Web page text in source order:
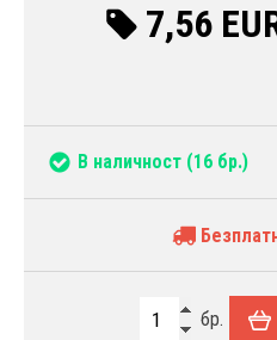
7,56
В наличност (16 бр.)
бр.